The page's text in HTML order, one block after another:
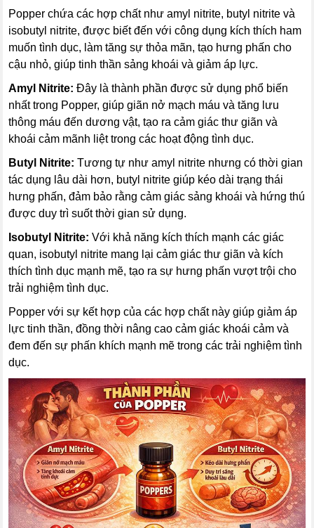
Popper chứa các hợp chất như amyl nitrite, butyl nitrite và
isobutyl nitrite, được biết đến với công dụng kích thích ham
muốn tình dục, làm tăng sự thỏa mãn, tạo hưng phấn cho
cậu nhỏ, giúp tinh thần sảng khoái và giảm áp lực.
Amyl Nitrite: Đây là thành phần được sử dụng phổ biến
nhất trong Popper, giúp giãn nở mạch máu và tăng lưu
thông máu đến dương vật, tạo ra cảm giác thư giãn và
khoái cảm mãnh liệt trong các hoạt động tình dục.
Butyl Nitrite: Tương tự như amyl nitrite nhưng có thời gian
tác dụng lâu dài hơn, butyl nitrite giúp kéo dài trạng thái
hưng phấn, đảm bảo rằng cảm giác sảng khoái và hứng thú
được duy trì suốt thời gian sử dụng.
Isobutyl Nitrite: Với khả năng kích thích mạnh các giác
quan, isobutyl nitrite mang lại cảm giác thư giãn và kích
thích tình dục mạnh mẽ, tạo ra sự hưng phấn vượt trội cho
trải nghiệm tình dục.
Popper với sự kết hợp của các hợp chất này giúp giảm áp
lực tinh thần, đồng thời nâng cao cảm giác khoái cảm và
đem đến sự phấn khích mạnh mẽ trong các trải nghiệm tình
dục.